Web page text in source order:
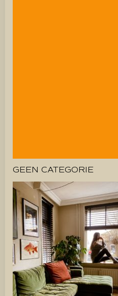
GEEN CATEGORIE